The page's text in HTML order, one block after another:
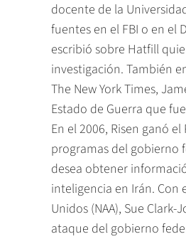
docente de la
fuentes en el FBI o en
escribió sobre Hatfill
investigación. También
The New York Times,
Estado de Guerra que
En el 2006, Risen ganó
programas del gobierno
desea obtener
inteligencia en Irán. Con
Unidos (NAA), Sue
ataque del gobierno